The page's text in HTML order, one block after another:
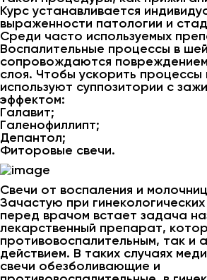
Курс устанавливается
выраженности патологии и
Среди часто используемых
Воспалительные процессы в
сопровождаются
слоя. Чтобы ускорить процессы
используют суппозитории с
эффектом:
Галавит;
Галенофиллипт;
Депантол;
Фиторовые свечи.
Свечи от воспаления и
Зачастую при
перед врачом встает задача
лекарственный препарат,
противовоспалительным, так и
действием. В таких случаях
свечи обезболивающие и